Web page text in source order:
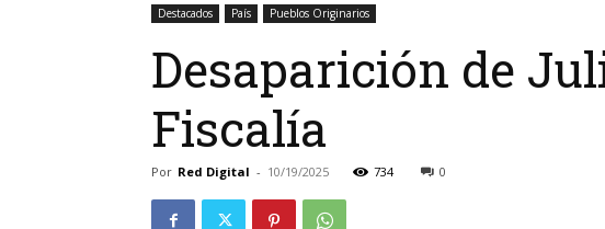
Destacados País Pueblos Originarios
Desaparición de
Fiscalía
Por Red Digital - 10/19/2025 734 0